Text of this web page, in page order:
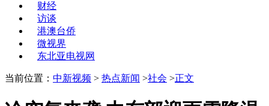
财经
访谈
港澳台侨
微视界
东北亚电视网
当前位置： 中新视频 > 热点新闻 >社会 >正文